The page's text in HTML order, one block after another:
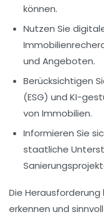
können.
Nutzen Sie
und Angeboten.
Berücksichtigen
(ESG) und KI-
von Immobilien.
Informieren Sie
staatliche
Die
erkennen und